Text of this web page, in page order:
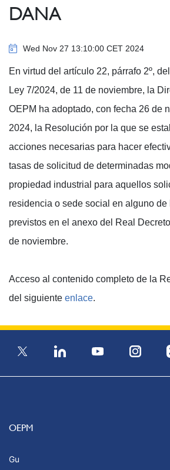
DANA
Wed Nov 27 13:10:00 CET 2024
En virtud del artículo 22, párrafo 2º,
Ley 7/2024, de 11 de noviembre, la
OEPM ha adoptado, con fecha 26 de
2024, la Resolución por la que se
acciones necesarias para hacer
tasas de solicitud de determinadas
propiedad industrial para aquellos
residencia o sede social en alguno
previstos en el anexo del Real
de noviembre.
Acceso al contenido completo de la
del siguiente enlace.
OEPM
Gu